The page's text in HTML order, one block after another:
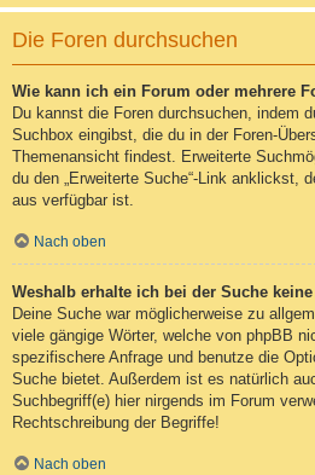
Die Foren durchsuchen
Wie kann ich ein Forum oder mehrere
Du kannst die Foren durchsuchen, indem
Suchbox eingibst, die du in der Foren-
Themenansicht findest. Erweiterte
du den „Erweiterte Suche“-Link anklickst,
aus verfügbar ist.
Nach oben
Weshalb erhalte ich bei der Suche
Deine Suche war möglicherweise zu
viele gängige Wörter, welche von phpBB
spezifischere Anfrage und benutze die
Suche bietet. Außerdem ist es natürlich
Suchbegriff(e) hier nirgends im Forum
Rechtschreibung der Begriffe!
Nach oben